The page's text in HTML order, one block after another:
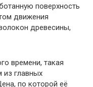
поверхность
движения
древесины,
времени, такая
из главных
по которой её